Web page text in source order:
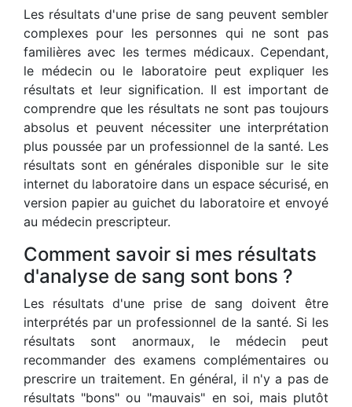
Les résultats d'une prise de sang peuvent sembler
complexes pour les personnes qui ne sont pas
familières avec les termes médicaux. Cependant,
le médecin ou le laboratoire peut expliquer les
résultats et leur signification. Il est important de
comprendre que les résultats ne sont pas toujours
absolus et peuvent nécessiter une interprétation
plus poussée par un professionnel de la santé. Les
résultats sont en générales disponible sur le site
internet du laboratoire dans un espace sécurisé, en
version papier au guichet du laboratoire et envoyé
au médecin prescripteur.
Comment savoir si mes résultats
d'analyse de sang sont bons ?
Les résultats d'une prise de sang doivent être
interprétés par un professionnel de la santé. Si les
résultats sont anormaux, le médecin peut
recommander des examens complémentaires ou
prescrire un traitement. En général, il n'y a pas de
résultats "bons" ou "mauvais" en soi, mais plutôt